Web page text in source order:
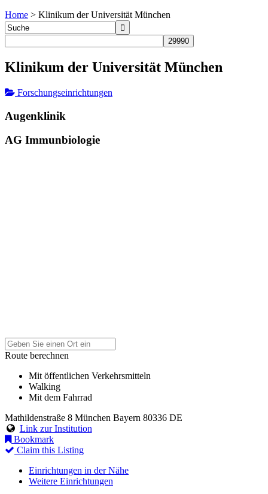
Home > Klinikum der Universität München
Klinikum der Universität München
Forschungseinrichtungen
Augenklinik
AG Immunbiologie
Route berechnen
Mit öffentlichen Verkehrsmitteln
Walking
Mit dem Fahrrad
Mathildenstraße 8 München Bayern 80336 DE
Link zur Institution
Bookmark
Claim this Listing
Einrichtungen in der Nähe
Weitere Einrichtungen